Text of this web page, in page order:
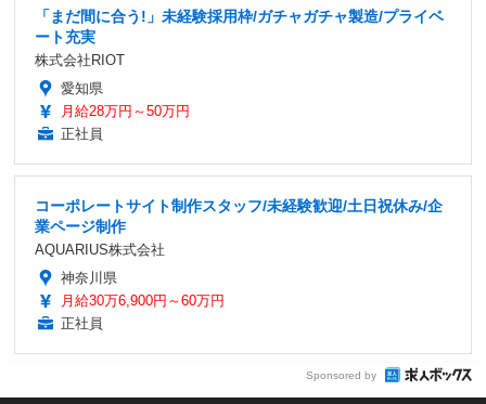
「まだ間に合う!」未経験採用枠/ガチャガチャ製造/プライベ
ート充実
株式会社RIOT
愛知県
月給28万円～50万円
正社員
コーポレートサイト制作スタッフ/未経験歓迎/土日祝休み/企
業ページ制作
AQUARIUS株式会社
神奈川県
月給30万6,900円～60万円
正社員
Sponsored by